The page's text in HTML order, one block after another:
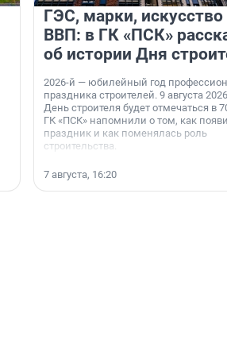
ГЭС, марки, искусство
ВВП: в ГК «ПСК»
об истории Дня
2026-й — юбилейный год
праздника строителей. 9 августа
День строителя будет отмечаться в
ГК «ПСК» напомнили о том, как
праздник и как поменялась роль
строительства.
7 августа, 16:20